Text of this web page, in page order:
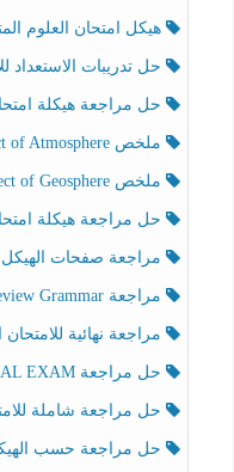
هيكل امتحان العلوم المتكاملة
حل تدريبات الاستعداد للاختبار
حل مراجعة هيكلة امتحان العلوم
ملخص Effect of Atmosphere حسب الهيكل الوزاري العلوم المتكاملة الصف الخامس انسبير الفصل الثالث
ملخص Effect of Geosphere حسب الهيكل الوزاري العلوم المتكاملة الصف الخامس انسبير الفصل الثالث
حل مراجعة هيكلة امتحان
مراجعة صفحات الهيكل العلوم
مراجعة Review Grammar حسب الهيكل اللغة الإنجليزية الصف الخامس الفصل الثالث
مراجعة نهائية للامتحان
حل مراجعة FINAL EXAMاللغة الإنجليزية الصف الخامس الفصل الثالث
حل مراجعة شاملة للامتحان
حل مراجعة حسب الهيكل الوزاري